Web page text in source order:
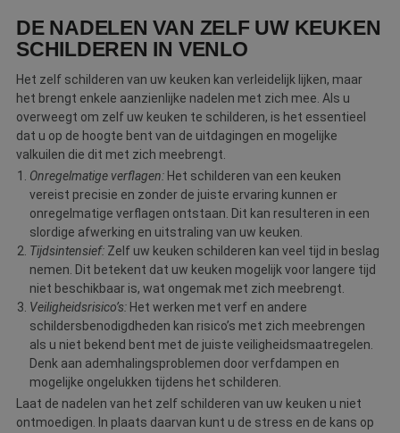
achterwanden, vakkundig kunnen schilderen.
DE NADELEN VAN ZELF UW KEUKEN
SCHILDEREN IN VENLO
Het zelf schilderen van uw keuken kan verleidelijk lijken, maar
het brengt enkele aanzienlijke nadelen met zich mee. Als u
overweegt om zelf uw keuken te schilderen, is het essentieel
dat u op de hoogte bent van de uitdagingen en mogelijke
valkuilen die dit met zich meebrengt.
Onregelmatige verflagen: Het schilderen van een keuken
vereist precisie en zonder de juiste ervaring kunnen er
onregelmatige verflagen ontstaan. Dit kan resulteren in een
slordige afwerking en uitstraling van uw keuken.
Tijdsintensief: Zelf uw keuken schilderen kan veel tijd in beslag
nemen. Dit betekent dat uw keuken mogelijk voor langere tijd
niet beschikbaar is, wat ongemak met zich meebrengt.
Veiligheidsrisico’s: Het werken met verf en andere
schildersbenodigdheden kan risico’s met zich meebrengen
als u niet bekend bent met de juiste veiligheidsmaatregelen.
Denk aan ademhalingsproblemen door verfdampen en
mogelijke ongelukken tijdens het schilderen.
Laat de nadelen van het zelf schilderen van uw keuken u niet
ontmoedigen. In plaats daarvan kunt u de stress en de kans op